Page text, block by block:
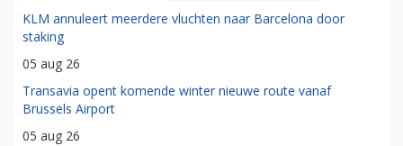
KLM annuleert meerdere vluchten naar Barcelona door
staking
05 aug 26
Transavia opent komende winter nieuwe route vanaf
Brussels Airport
05 aug 26